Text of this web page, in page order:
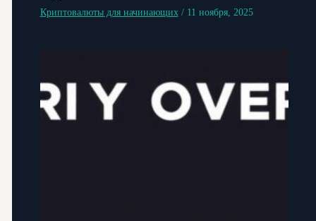
Криптовалюты для начинающих/ 11 ноября, 2025